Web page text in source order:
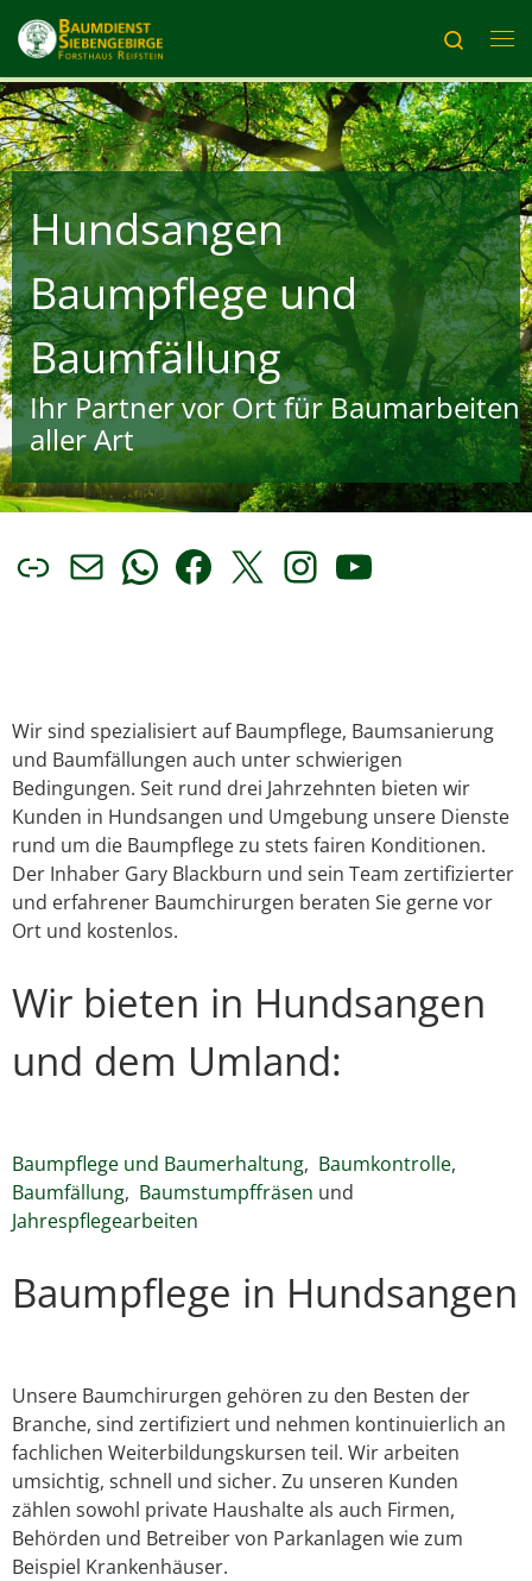
Zum Inhalt springen
Search
Hundsangen
Baumpflege und
Baumfällung
Ihr Partner vor Ort für Baumarbeiten
aller Art
LinkE-Mail
WhatsApp
Facebook
X Instagram
YouTube
Wir sind spezialisiert auf Baumpflege, Baumsanierung
und Baumfällungen auch unter schwierigen
Bedingungen. Seit rund drei Jahrzehnten bieten wir
Kunden in Hundsangen und Umgebung unsere Dienste
rund um die Baumpflege zu stets fairen Konditionen.
Der Inhaber Gary Blackburn und sein Team zertifizierter
und erfahrener Baumchirurgen beraten Sie gerne vor
Ort und kostenlos.
Wir bieten in Hundsangen
und dem Umland:
Baumpflege und Baumerhaltung, Baumkontrolle,
Baumfällung, Baumstumpffräsen und
Jahrespflegearbeiten
Baumpflege in Hundsangen
Unsere Baumchirurgen gehören zu den Besten der
Branche, sind zertifiziert und nehmen kontinuierlich an
fachlichen Weiterbildungskursen teil. Wir arbeiten
umsichtig, schnell und sicher. Zu unseren Kunden
zählen sowohl private Haushalte als auch Firmen,
Behörden und Betreiber von Parkanlagen wie zum
Beispiel Krankenhäuser.